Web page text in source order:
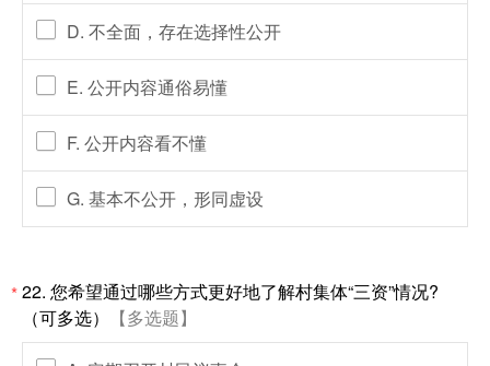
D. 不全面，存在选择性公开
E. 公开内容通俗易懂
F. 公开内容看不懂
G. 基本不公开，形同虚设
*22. 您希望通过哪些方式更好地了解村集体“三资”情况?
（可多选）
【多选题】